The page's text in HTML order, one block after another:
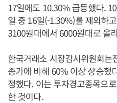
17일에도 10.30% 급등했다.
일 중 16일(-1.30%)를 제외하
3100원대에서 6000원대로 올
한국거래소 시장감시위원회는
종가에 비해 60% 이상 상승했
정했다. 이는 투자경고종목으
한 것이다.